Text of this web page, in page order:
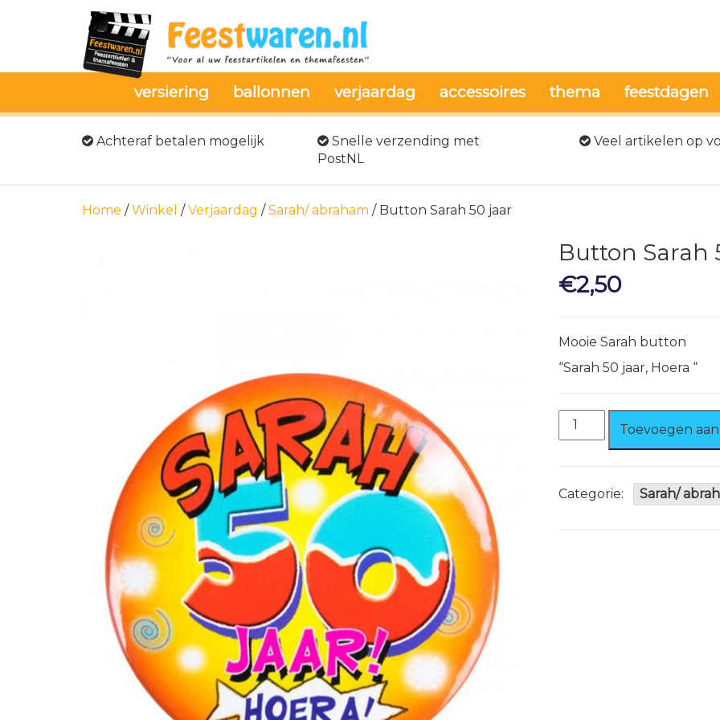
versiering ballonnen verjaardag accessoires thema feestdagen
Achteraf betalen mogelijk
Snelle verzending met
PostNL
Veel artikelen op
Home /Winkel /Verjaardag /Sarah/ abraham / Button Sarah 50 jaar
Button Sarah
€2,50
Mooie Sarah button
“Sarah 50 jaar, Hoera “
Button
aantal
Toevoegen
Categorie: Sarah/